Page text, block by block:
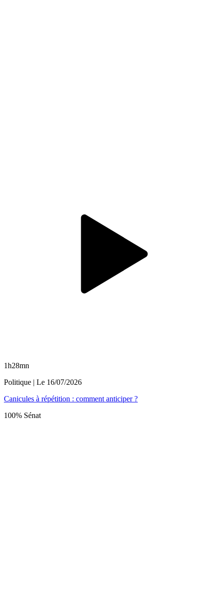
1h28mn
Politique | Le 16/07/2026
Canicules à répétition : comment anticiper ?
100% Sénat